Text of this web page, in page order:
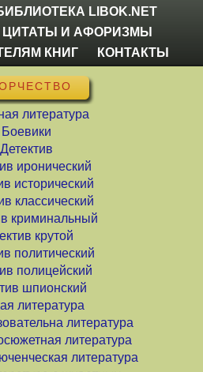
LIBOK.NET
ЦИТАТЫ И АФОРИЗМЫ
КНИГ
КОНТАКТЫ
литература
Боевики
Детектив
иронический
исторический
классический
криминальный
крутой
политический
полицейский
шпионский
литература
литература
литература
литература